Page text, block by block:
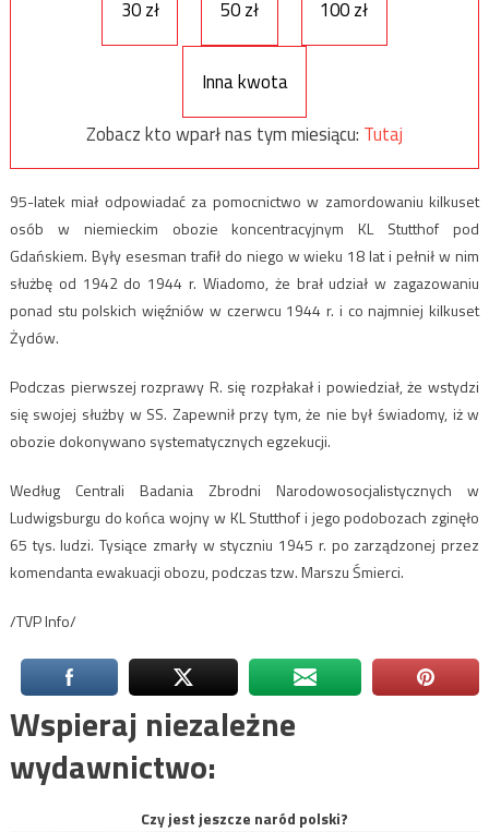
30 zł 50 zł 100 zł
Inna kwota
Zobacz kto wparł nas tym miesiącu: Tutaj
95-latek miał odpowiadać za pomocnictwo w zamordowaniu kilkuset
osób w niemieckim obozie koncentracyjnym KL Stutthof pod
Gdańskiem. Były esesman trafił do niego w wieku 18 lat i pełnił w nim
służbę od 1942 do 1944 r. Wiadomo, że brał udział w zagazowaniu
ponad stu polskich więźniów w czerwcu 1944 r. i co najmniej kilkuset
Żydów.
Podczas pierwszej rozprawy R. się rozpłakał i powiedział, że wstydzi
się swojej służby w SS. Zapewnił przy tym, że nie był świadomy, iż w
obozie dokonywano systematycznych egzekucji.
Według Centrali Badania Zbrodni Narodowosocjalistycznych w
Ludwigsburgu do końca wojny w KL Stutthof i jego podobozach zginęło
65 tys. ludzi. Tysiące zmarły w styczniu 1945 r. po zarządzonej przez
komendanta ewakuacji obozu, podczas tzw. Marszu Śmierci.
/TVP Info/
Wspieraj niezależne
wydawnictwo:
Czy jest jeszcze naród polski?